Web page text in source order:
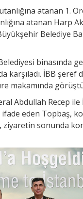
atanan 1.
atanan Harp
Belediye
binasında
karşıladı. İBB
makamında
Abdullah Recep
eden Topbaş,
sonunda